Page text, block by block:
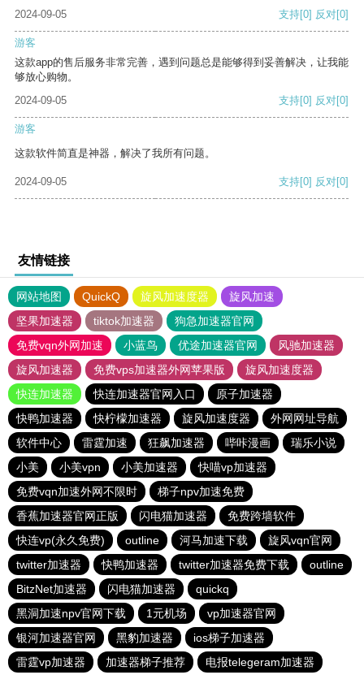
2024-09-05 支持[0] 反对[0]
游客
这款app的售后服务非常完善，遇到问题总是能够得到妥善解决，让我能
够放心购物。
2024-09-05
支持[0] 反对[0]
游客
这款软件简直是神器，解决了我所有问题。
2024-09-05 支持[0] 反对[0]
友情链接
网站地图 QuickQ 旋风加速度器
旋风加速
坚果加速器
tiktok加速器
狗急加速器官网
免费vqn外网加速
小蓝鸟 优途加速器官网
风驰加速器
旋风加速器
免费vps加速器外网苹果版
旋风加速度器
快连加速器
快连加速器官网入口
原子加速器
快鸭加速器
快柠檬加速器 旋风加速度器
外网网址导航
软件中心
雷霆加速 狂飙加速器 哔咔漫画
瑞乐小说
小美
小美vpn 小美加速器
快喵vp加速器
免费vqn加速外网不限时
梯子npv加速免费
香蕉加速器官网正版
闪电猫加速器
免费跨墙软件
快连vp(永久免费)
outline 河马加速下载
旋风vqn官网
twitter加速器
快鸭加速器 twitter加速器免费下载
outline
BitzNet加速器
闪电猫加速器
quickq
黑洞加速npv官网下载
1元机场
vp加速器官网
银河加速器官网
黑豹加速器
ios梯子加速器
雷霆vp加速器
加速器梯子推荐 电报telegeram加速器